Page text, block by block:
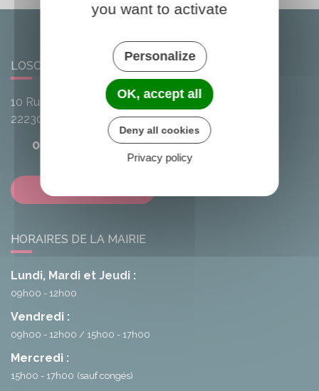
LOSCOUËT-SUR-MEU
10 Rue de l'Avenir
22230
Loscouët-sur-Meu
02 96 25 20 68
HORAIRES DE LA MAIRIE
Lundi, Mardi et Jeudi :
09h00 - 12h00
Vendredi :
09h00 - 12h00 15h00 - 17h00
Mercredi :
15h00 - 17h00 (sauf congés)
you want to activate
Personalize
OK, accept all
Deny all cookies
Privacy policy